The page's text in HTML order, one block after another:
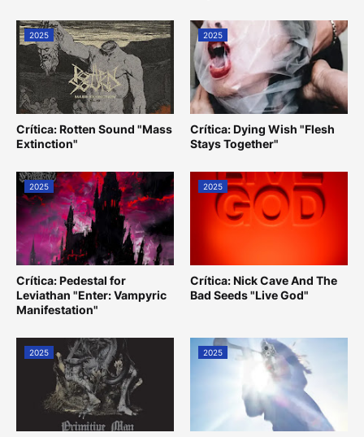
2025
Crítica: Rotten Sound "Mass
Extinction"
2025
Crítica: Dying Wish "Flesh
Stays Together"
2025
Crítica: Pedestal for
Leviathan "Enter: Vampyric
Manifestation"
2025
Crítica: Nick Cave And The
Bad Seeds "Live God"
2025 2025